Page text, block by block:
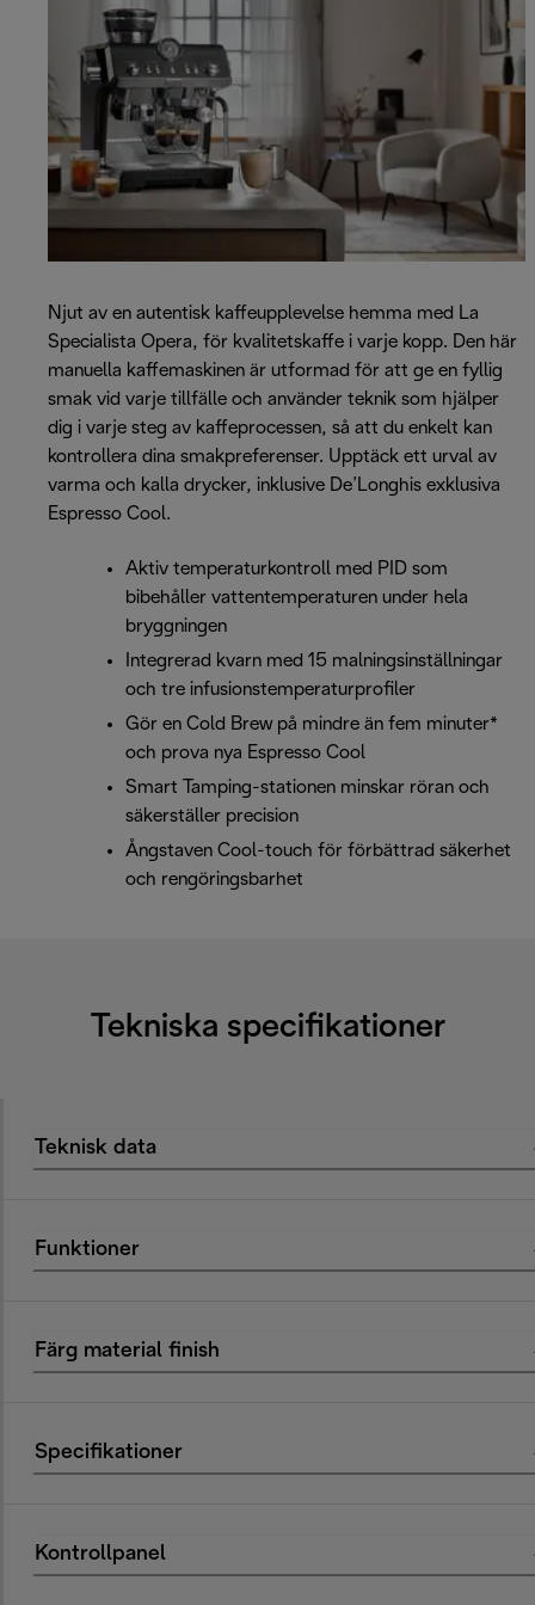
Njut av en autentisk kaffeupplevelse hemma med La
Specialista Opera, för kvalitetskaffe i varje kopp. Den här
manuella kaffemaskinen är utformad för att ge en fyllig
smak vid varje tillfälle och använder teknik som hjälper
dig i varje steg av kaffeprocessen, så att du enkelt kan
kontrollera dina smakpreferenser. Upptäck ett urval av
varma och kalla drycker, inklusive De’Longhis exklusiva
Espresso Cool.
Aktiv temperaturkontroll med PID som
bibehåller vattentemperaturen under hela
bryggningen
Integrerad kvarn med 15 malningsinställningar
och tre infusionstemperaturprofiler
Gör en Cold Brew på mindre än fem minuter*
och prova nya Espresso Cool
Smart Tamping-stationen minskar röran och
säkerställer precision
Ångstaven Cool-touch för förbättrad säkerhet
och rengöringsbarhet
Tekniska specifikationer
Teknisk data
Funktioner
Färg material finish
Specifikationer
Kontrollpanel